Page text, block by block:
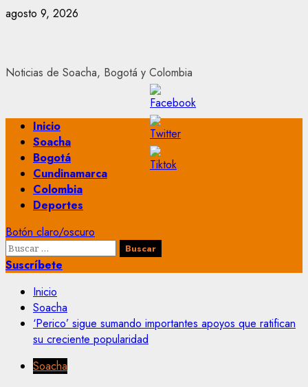
Saltar
agosto 9, 2026
Noticias de Soacha, Bogotá y Colombia
Menú
principal
Inicio
Soacha
Bogotá
Cundinamarca
Colombia
Deportes
Botón claro/oscuro
Buscar:
Suscríbete
Inicio
Soacha
‘Perico’ sigue sumando importantes apoyos que ratifican
su creciente popularidad
Soacha